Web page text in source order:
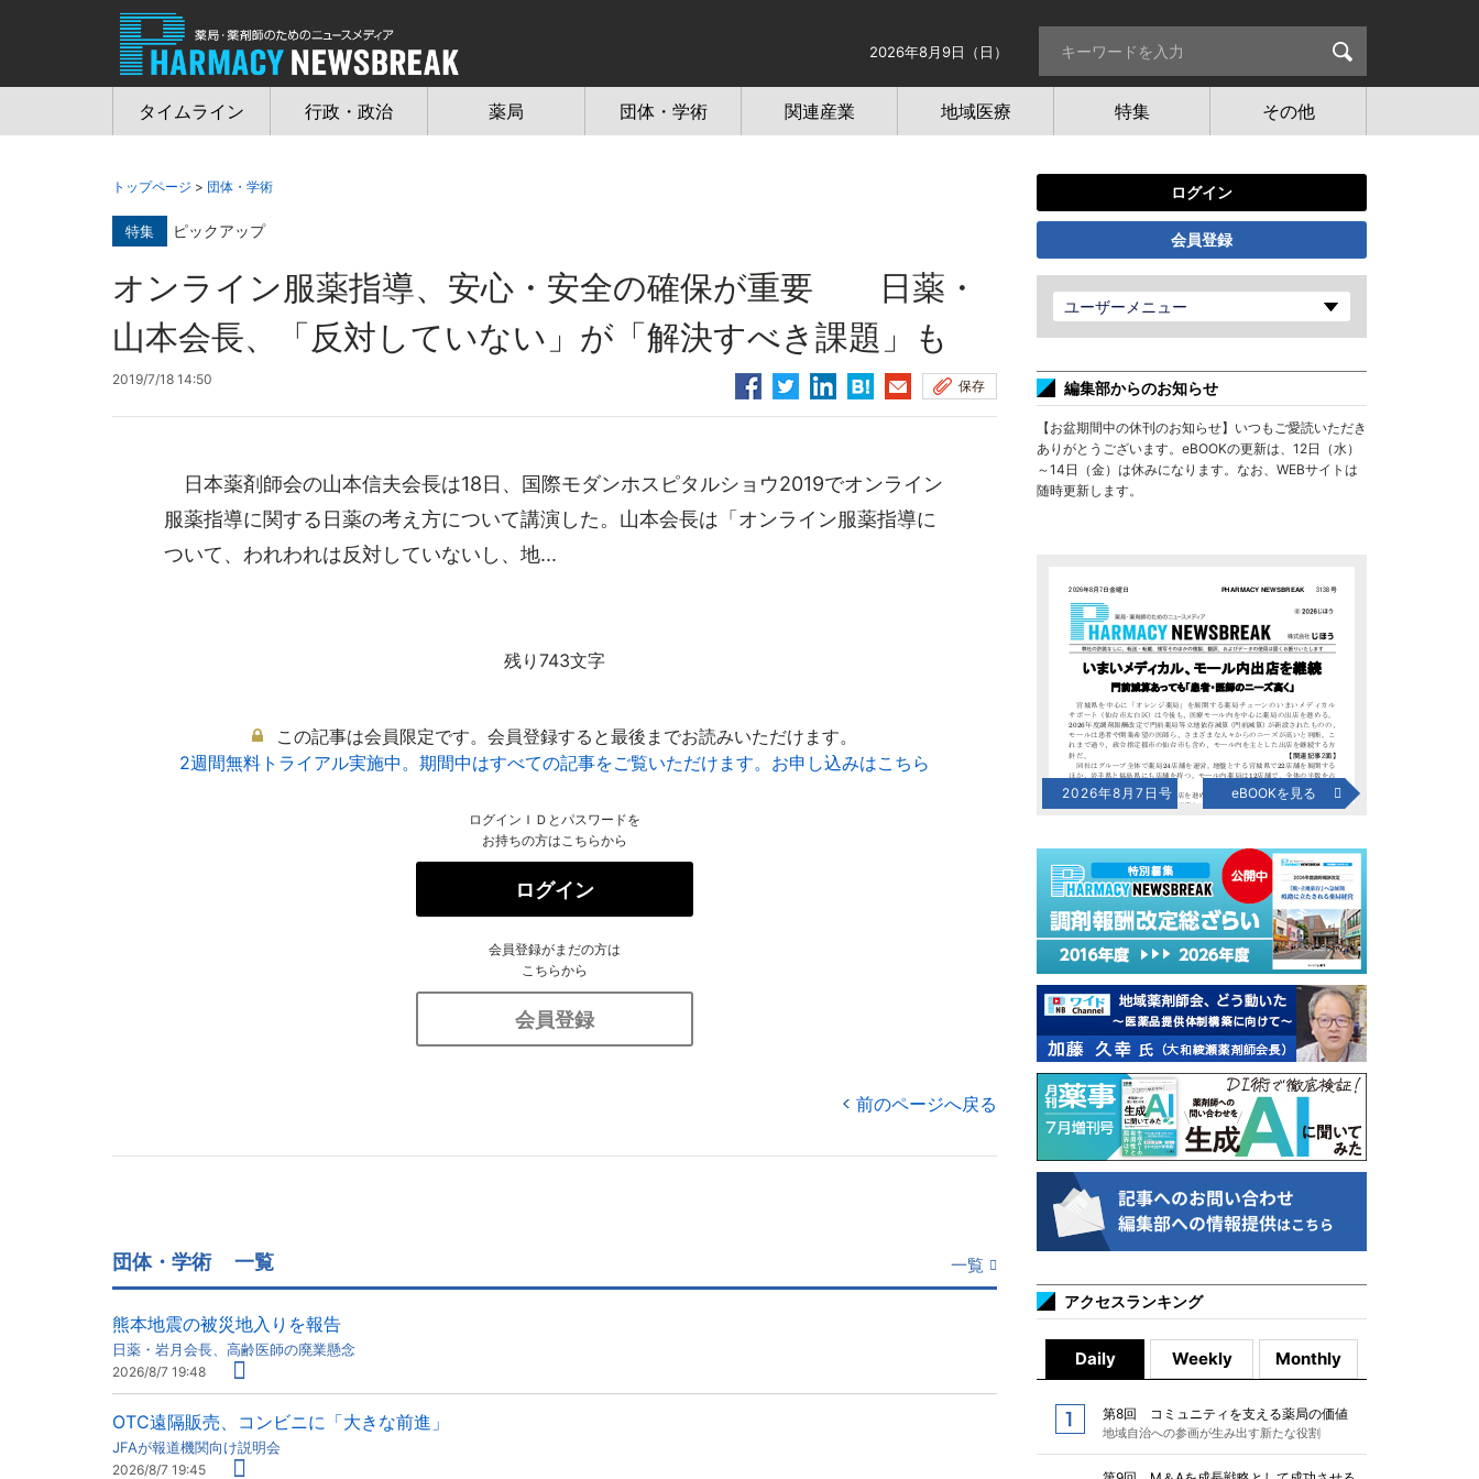
2026年8月9日（日）
タイムライン 行政・政治 薬局 団体・学術 関連産業 地域医療 特集 その他
トップページ > 団体・学術
特集 ピックアップ
オンライン服薬指導、安心・安全の確保が重要 日薬・
山本会長、「反対していない」が「解決すべき課題」も
2019/7/18 14:50 保存
日本薬剤師会の山本信夫会長は18日、国際モダンホスピタルショウ2019でオンライン
服薬指導に関する日薬の考え方について講演した。山本会長は「オンライン服薬指導に
ついて、われわれは反対していないし、地...
残り743文字
この記事は会員限定です。会員登録すると最後までお読みいただけます。
2週間無料トライアル実施中。期間中はすべての記事をご覧いただけます。お申し込みはこちら
ログインＩＤとパスワードを
お持ちの方はこちらから
ログイン
会員登録がまだの方は
こちらから
会員登録
前のページへ戻る
団体・学術 一覧 一覧
熊本地震の被災地入りを報告
日薬・岩月会長、高齢医師の廃業懸念
2026/8/7 19:48
OTC遠隔販売、コンビニに「大きな前進」
JFAが報道機関向け説明会
2026/8/7 19:45
ログイン
会員登録
ユーザーメニュー
編集部からのお知らせ
【お盆期間中の休刊のお知らせ】いつもご愛読いただき
ありがとうございます。eBOOKの更新は、12日（水）
～14日（金）は休みになります。なお、WEBサイトは
随時更新します。
2026年8月7日号 eBOOKを見る
アクセスランキング
Daily Weekly Monthly
第8回 コミュニティを支える薬局の価値
地域自治への参画が生み出す新たな役割